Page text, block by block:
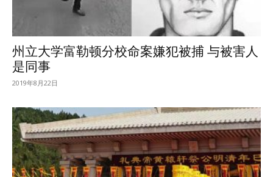
州立大学富勒顿分校命案嫌犯被捕 与被害人
是同事
2019年8月22日